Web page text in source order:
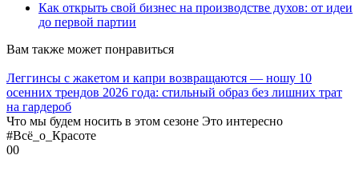
Как открыть свой бизнес на производстве духов: от идеи
до первой партии
Вам также может понравиться
Леггинсы с жакетом и капри возвращаются — ношу 10
осенних трендов 2026 года: стильный образ без лишних трат
на гардероб
Что мы будем носить в этом сезоне Это интересно
#Всё_о_Красоте
00